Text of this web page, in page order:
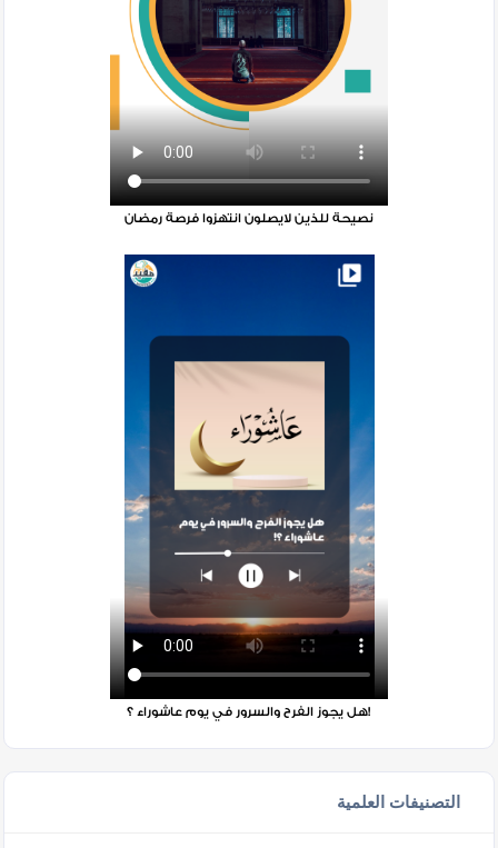
‏نصيحة للذين لايصلون انتهزوا فرصة رمضان
هل يجوز الفرح والسرور في يوم عاشوراء ؟!
التصنيفات العلمية